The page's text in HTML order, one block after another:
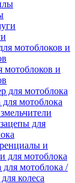
мотоблоков и
для мотоблока
мотоблока
для
и
для мотоблока
для мотоблока /
колеса